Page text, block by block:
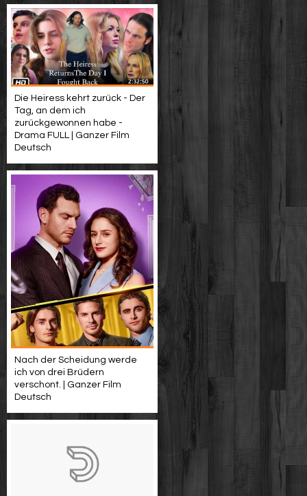
Die Heiress kehrt zurück - Der
Tag, an dem ich
zurückgewonnen habe -
Drama FULL | Ganzer Film
Deutsch
Nach der Scheidung werde
ich von drei Brüdern
verschont. | Ganzer Film
Deutsch